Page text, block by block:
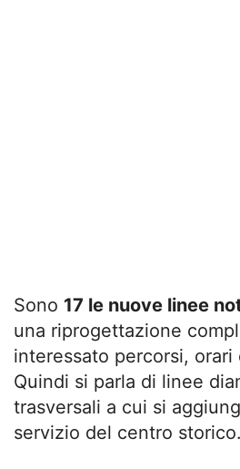
Sono 17 le nuove linee
una riprogettazione
interessato percorsi, orari
Quindi si parla di linee
trasversali a cui si
servizio del centro storico.